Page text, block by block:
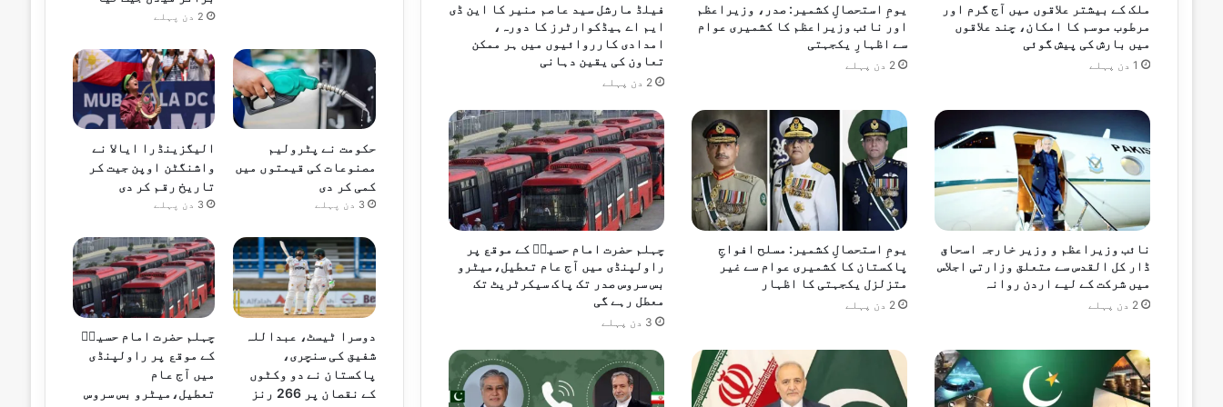
احسن اقبال کی گلگت بلتستان کے ترقیاتی منصوبوں میں تیزی لانے کی ہدایت
اسحاق ڈار کا مقبوضہ فلسطینی علاقوں کی بگڑتی صورتحال پر اظہارِ تشویش، اسرائیلی اقدامات کی مذمت
ک
ب
ھ
ہ
ی
ہ
ے
:
ح
س
ن
ا
ق
ل
ہ
ہ
د
ر
آ
ص
ف
ع
ل
ز
ر
ی
ملک کے بیشتر علاقوں میں آج گرم اور
مرطوب موسم کا امکان، چند علاقوں
میں بارش کی پیش گوئی
1 دن پہلے
یومِ استحصالِ کشمیر: صدر، وزیراعظم
اور نائب وزیراعظم کا کشمیری عوام
سے اظہارِ یکجہتی
2 دن پہلے
فیلڈ مارشل سید عاصم منیر کا این ڈی
ایم اے ہیڈکوارٹرز کا دورہ،
امدادی کارروائیوں میں ہر ممکن
تعاون کی یقین دہانی
2 دن پہلے
نائب وزیراعظم و وزیر خارجہ اسحاق
ڈار کل القدس سے متعلق وزارتی اجلاس
میں شرکت کے لیے اردن روانہ
2 دن پہلے
یومِ استحصالِ کشمیر: مسلح افواجِ
پاکستان کا کشمیری عوام سے غیر
متزلزل یکجہتی کا اظہار
2 دن پہلے
چہلم حضرت امام حسینؓ کے موقع پر
راولپنڈی میں آج عام تعطیل،میٹرو
بس سروس صدر تک پاک سیکرٹریٹ تک
معطل رہے گی
3 دن پہلے
2 دن پہلے
حکومت نے پٹرولیم
مصنوعات کی قیمتوں میں
کمی کر دی
3 دن پہلے
الیگزینڈرا ایالا نے
واشنگٹن اوپن جیت کر
تاریخ رقم کر دی
3 دن پہلے
دوسرا ٹیسٹ، عبداللہ
شفیق کی سنچری،
پاکستان نے دو وکٹوں
کے نقصان پر 266 رنز
چہلم حضرت امام حسینؓ
کے موقع پر راولپنڈی
میں آج عام
تعطیل،میٹرو بس سروس